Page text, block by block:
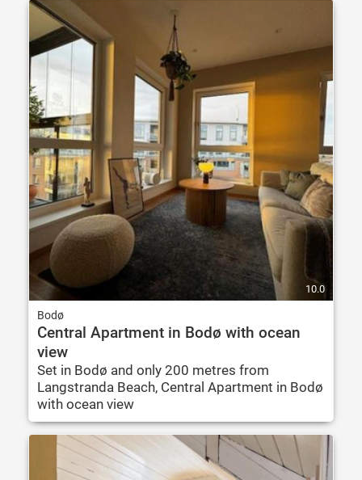
10.0
Bodø
Central Apartment in Bodø with ocean
view
Set in Bodø and only 200 metres from
Langstranda Beach, Central Apartment in Bodø
with ocean view